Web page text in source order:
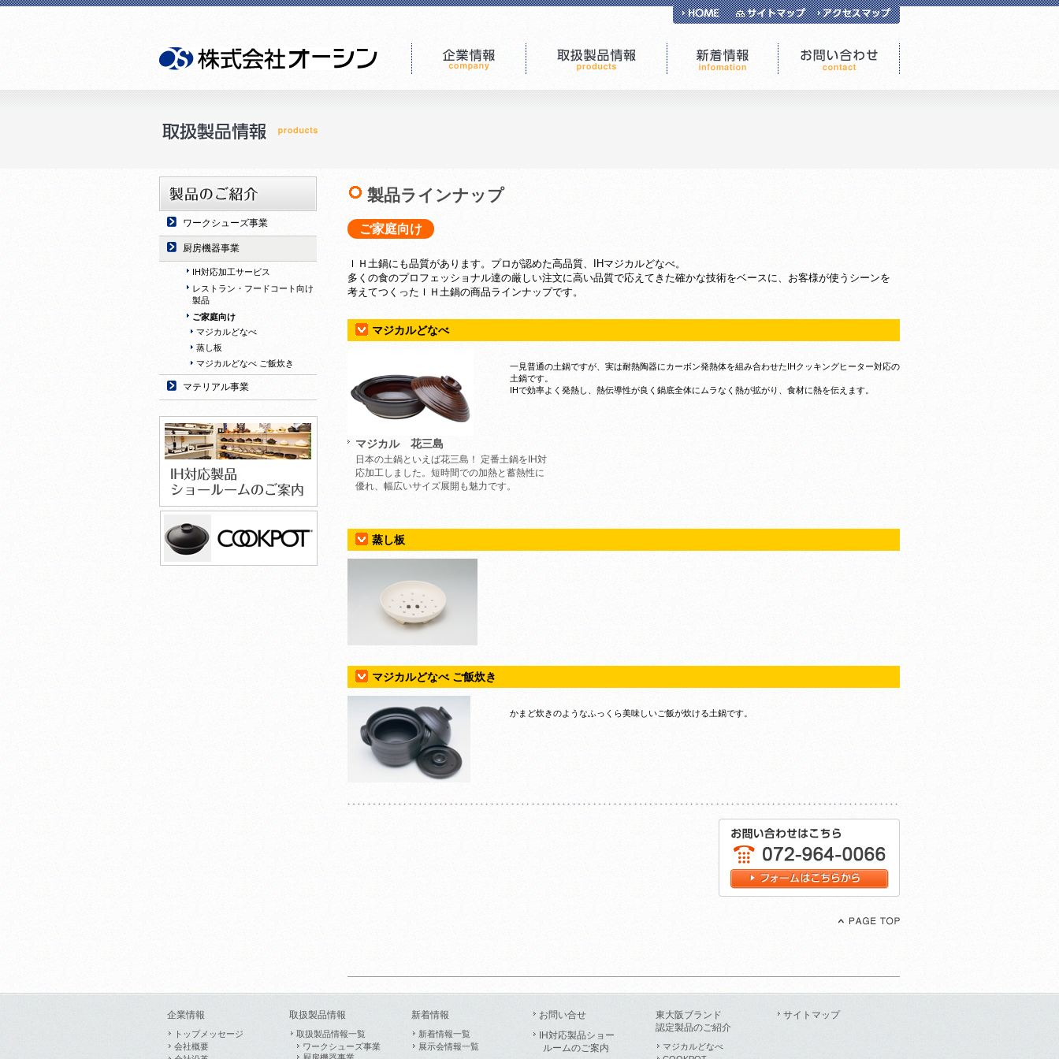
ワークシューズ事業
厨房機器事業
IH対応加工サービス
レストラン・フードコート向け
製品
ご家庭向け
マジカルどなべ
蒸し板
マジカルどなべ ご飯炊き
マテリアル事業
製品ラインナップ
ご家庭向け
ＩＨ土鍋にも品質があります。プロが認めた高品質、IHマジカルどなべ。
多くの食のプロフェッショナル達の厳しい注文に高い品質で応えてきた確かな技術をベースに、お客様が使うシーンを
考えてつくったＩＨ土鍋の商品ラインナップです。
マジカルどなべ
一見普通の土鍋ですが、実は耐熱陶器にカーボン発熱体を組み合わせたIHクッキングヒーター対応の
土鍋です。
IHで効率よく発熱し、熱伝導性が良く鍋底全体にムラなく熱が拡がり、食材に熱を伝えます。
マジカル 花三島
日本の土鍋といえば花三島！ 定番土鍋をIH対
応加工しました。短時間での加熱と蓄熱性に
優れ、幅広いサイズ展開も魅力です。
蒸し板
マジカルどなべ ご飯炊き
かまど炊きのようなふっくら美味しいご飯が炊ける土鍋です。
企業情報
トップメッセージ
会社概要
取扱製品情報
取扱製品情報一覧
ワークシューズ事業
新着情報
新着情報一覧
展示会情報一覧
お問い合せ
IH対応製品ショー
ルームのご案内
東大阪ブランド
認定製品のご紹介
マジカルどなべ
サイトマップ